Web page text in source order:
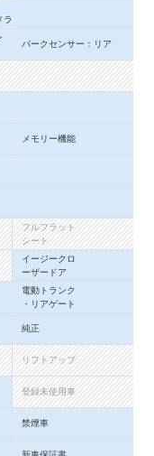
ラ
パークセンサー：リア
メモリー機能
フルフラット
シート
イージークロ
ーザードア
電動トランク
・リアゲート
純正
リフトアップ
登録未使用車
禁煙車